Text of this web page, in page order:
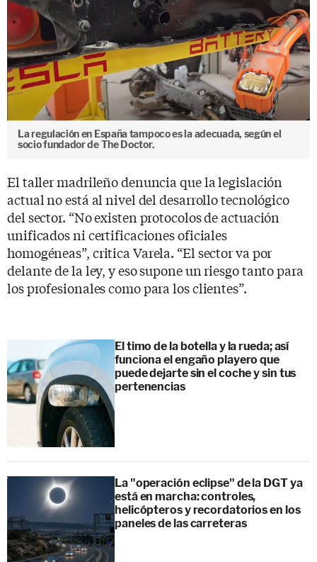
La regulación en España tampoco es la adecuada, según el
socio fundador de The Doctor.
El taller madrileño denuncia que la legislación
actual no está al nivel del desarrollo tecnológico
del sector. “No existen protocolos de actuación
unificados ni certificaciones oficiales
homogéneas”, critica Varela. “El sector va por
delante de la ley, y eso supone un riesgo tanto para
los profesionales como para los clientes”.
El timo de la botella y la rueda; así
funciona el engaño playero que
puede dejarte sin el coche y sin tus
pertenencias
La "operación eclipse" de la DGT ya
está en marcha: controles,
helicópteros y recordatorios en los
paneles de las carreteras